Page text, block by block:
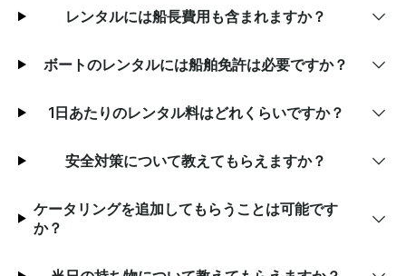
レンタルには船長費用も含まれますか？
ボートのレンタルには船舶免許は必要ですか？
1日あたりのレンタル料はどれくらいですか？
安全対策について教えてもらえますか？
ケータリングを追加してもらうことは可能です
か？